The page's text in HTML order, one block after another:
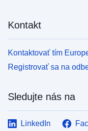
Kontakt
Kontaktovať tím
Registrovať sa na
Sledujte nás na
LinkedIn